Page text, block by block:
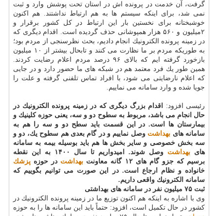
گرفت، آن خدمت در پرونده اش در استان تحت پوشش وارد و ثبت
نمی شد، برای اینكه سیستم ها به هم ارتباط نداشتند. هم اكنون
خوشبختانه برای نخستین بار این ارتباط در كل كشور برقرار و
۲میلیون و ۵۶۰ هزار همپوشانی حذف گردیده است. اقدام دیگری كه
در زمینه پرونده الكترونیك انجام دادیم، بحث نظرسنجی از مردم بود؛
به طوریكه مردم بر ما نظارت می كنند و تابحال بیشتر از ۱۰ میلیون
بازخورد گرفته ایم كه بالای ۹۶ درصد مردم اعلام رضایت كردند.
همین طور یك فرد معتمد هم در شبكه های ما حضور دارد و در جایی
كه اعلام نارضایتی می شود، با افراد تماس تلفنی گرفته و علت را
جویا شده و وارد سامانه می نماییم.
رئیسی افزود:
اقدام بزرگ دیگری كه در زمینه پرونده الكترونیك در
حال انجام می باشد، مربوط به سطوح دو و سه، یعنی حوزه كلینیك و
بیمارستان ها است. در این قسمت باید سطح دو و سه را هم به
سامانه های بهداشت وصل نماییم و در گام بعدی هم سطوح یك، دو و
سه بخش خصوصی و سایر بخش ها هم باید بوسیله بیمه به سامانه
های بهداشت
وصل شوند. امیدواریم تا سال ۱۴۰۰ به این نقطه
برسیم كه جزو گام های ۱۲ گانه معاونت
بهداشت در حوزه پزشك
خانواده و نظام ارجاع است. در این صورت می توانیم بگوییم كه
سامانه الكترونیك واقعی داریم.
ثبت ۷۵ میلیون نفر در سامانه های بهداشتی
وی با اشاره به اینكه هم اكنون توزیع ما در زمینه پرونده الكترونیك در
كشور در حال تكمیل است، افزود: حتماً باید این سامانه ها را به حوزه